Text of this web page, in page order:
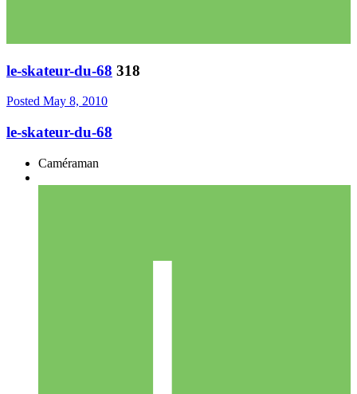
le-skateur-du-68 318
Posted May 8, 2010
le-skateur-du-68
Caméraman